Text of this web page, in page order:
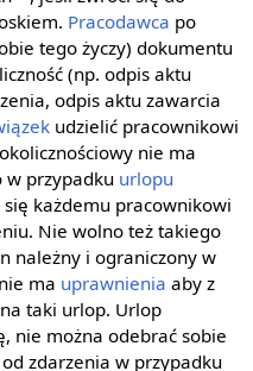
Pracodawca po
tego życzy) dokumentu
(np. odpis aktu
odpis aktu zawarcia
udzielić pracownikowi
nie ma
w przypadku urlopu
każdemu pracownikowi
Nie wolno też takiego
należny i ograniczony w
ma uprawnienia aby z
taki urlop. Urlop
nie można odebrać sobie
zdarzenia w przypadku